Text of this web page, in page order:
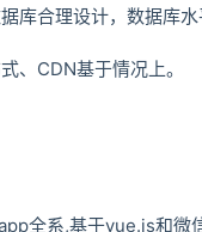
库合理设计，数据库水
、CDN基于情况上。
全系,基于vue.js和微